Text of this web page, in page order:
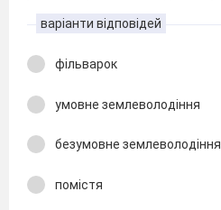
варіанти відповідей
фільварок
умовне землеволодіння
безумовне землеволодіння
помістя